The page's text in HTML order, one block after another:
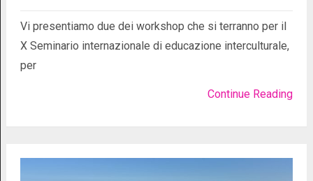
Vi presentiamo due dei workshop che si terranno per il
X Seminario internazionale di educazione interculturale,
per
Continue Reading